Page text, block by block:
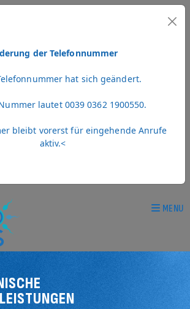
der Telefonnummer
hat sich geändert.
lautet 0039 0362 1900550.
bleibt vorerst für eingehende Anrufe
aktiv.<
MENU